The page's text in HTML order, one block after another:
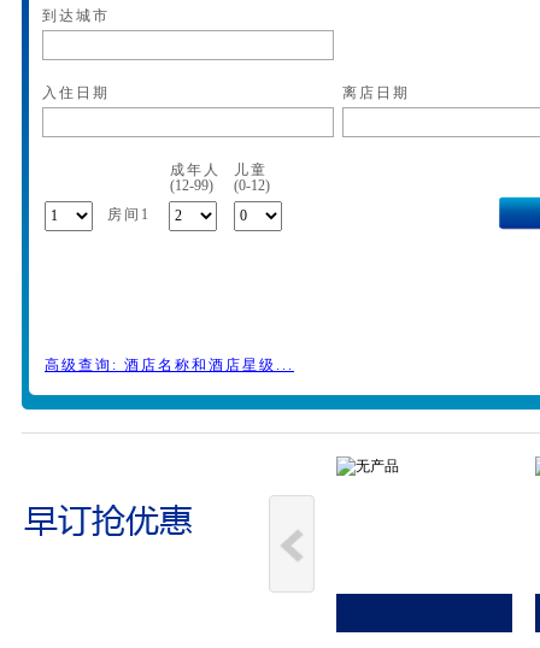
到达城市
入住日期 离店日期
成年人
儿童
(12-99)
(0-12)
房间1
高级查询: 酒店名称和酒店星级...